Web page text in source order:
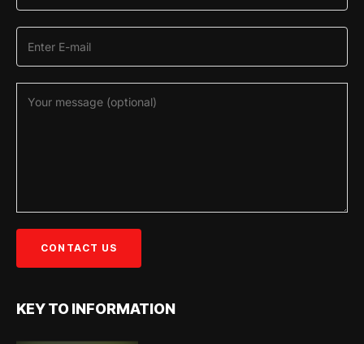
KEY TO INFORMATION